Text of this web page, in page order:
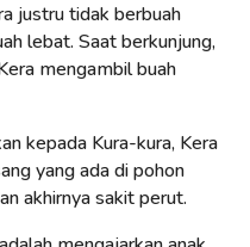
justru tidak berbuah
lebat. Saat berkunjung,
mengambil buah
kepada Kura-kura, Kera
yang ada di pohon
akhirnya sakit perut.